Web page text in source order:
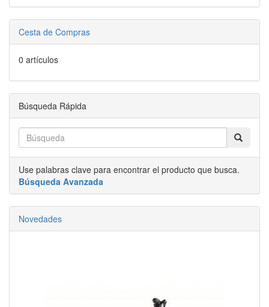
Cesta de Compras
0 artículos
Búsqueda Rápida
Use palabras clave para encontrar el producto que busca.
Búsqueda Avanzada
Novedades